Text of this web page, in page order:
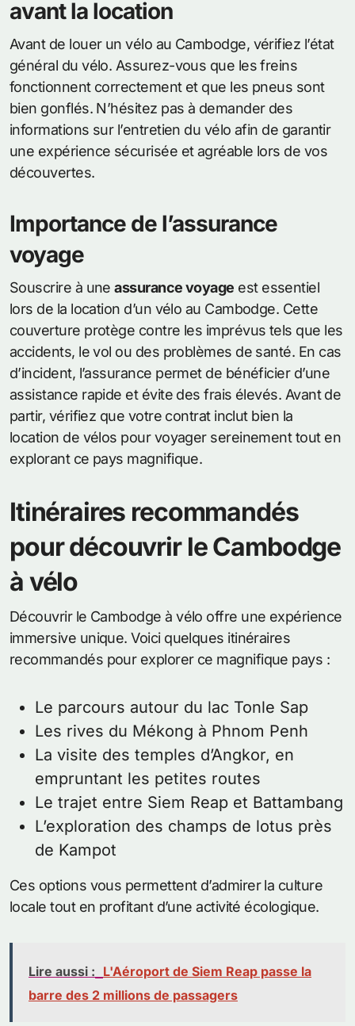
avant la location
Avant de louer un vélo au Cambodge, vérifiez l’état
général du vélo. Assurez-vous que les freins
fonctionnent correctement et que les pneus sont
bien gonflés. N’hésitez pas à demander des
informations sur l’entretien du vélo afin de garantir
une expérience sécurisée et agréable lors de vos
découvertes.
Importance de l’assurance
voyage
Souscrire à uneassurance voyage est essentiel
lors de la location d’un vélo au Cambodge. Cette
couverture protège contre les imprévus tels que les
accidents, le vol ou des problèmes de santé. En cas
d’incident, l’assurance permet de bénéficier d’une
assistance rapide et évite des frais élevés. Avant de
partir, vérifiez que votre contrat inclut bien la
location de vélos pour voyager sereinement tout en
explorant ce pays magnifique.
Itinéraires recommandés
pour découvrir le Cambodge
à vélo
Découvrir le Cambodge à vélo offre une expérience
immersive unique. Voici quelques itinéraires
recommandés pour explorer ce magnifique pays :
Le parcours autour du lac Tonle Sap
Les rives du Mékong à Phnom Penh
La visite des temples d’Angkor, en
empruntant les petites routes
Le trajet entre Siem Reap et Battambang
L’exploration des champs de lotus près
de Kampot
Ces options vous permettent d’admirer la culture
locale tout en profitant d’une activité écologique.
Lire aussi : L'Aéroport de Siem Reap passe la
barre des 2 millions de passagers